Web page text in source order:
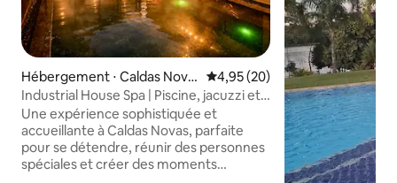
Hébergement ⋅ Caldas Nova
s
Évaluation moyenne sur la
4,95 (20)
Industrial House Spa | Piscine, jacuzzi et
sauna
Une expérience sophistiquée et
accueillante à Caldas Novas, parfaite
pour se détendre, réunir des personnes
spéciales et créer des moments